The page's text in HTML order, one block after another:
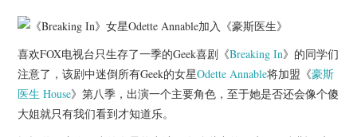
海报剧照
脱口秀
杂七杂八
喜欢FOX电视台只生存了一季的Geek喜剧《Breaking In》的同学们
注意了，该剧中迷倒所有Geek的女星Odette Annable将加盟《豪斯
医生 House》第八季，出演一个主要角色，至于她是否还会像个傻
大姐就只有我们看到才知道乐。